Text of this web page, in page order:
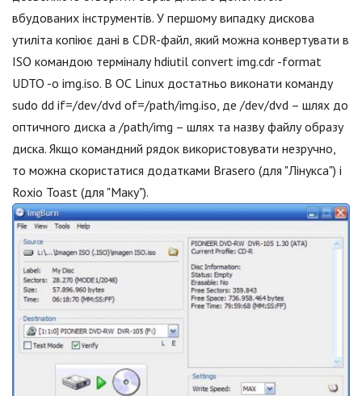
вбудованих інструментів. У першому випадку дискова
утиліта копіює дані в CDR-файл, який можна конвертувати в
ISO командою терміналу hdiutil convert img.cdr -format
UDTO -o img.iso. В ОС Linux достатньо виконати команду
sudo dd if=/dev/dvd of=/path/img.iso, де /dev/dvd – шлях до
оптичного диска а /path/img – шлях та назву файлу образу
диска. Якщо командний рядок використовувати незручно,
то можна скористатися додатками Brasero (для "Лінукса") і
Roxio Toast (для "Маку").